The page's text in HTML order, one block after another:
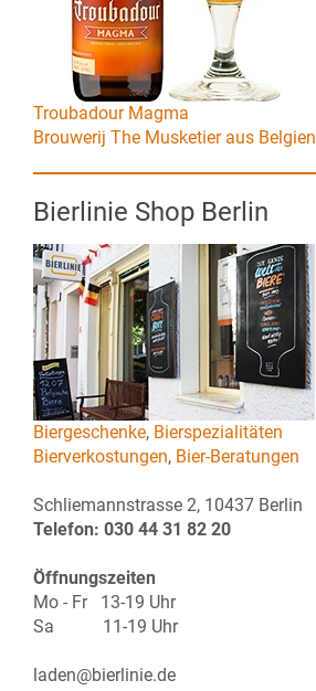
Troubadour Magma
Brouwerij The Musketier aus Belgien
Bierlinie Shop Berlin
Biergeschenke, Bierspezialitäten
Bierverkostungen, Bier-Beratungen
Schliemannstrasse 2, 10437 Berlin
Telefon: 030 44 31 82 20
Öffnungszeiten
Mo - Fr 13-19 Uhr
Sa 11-19 Uhr
laden@bierlinie.de